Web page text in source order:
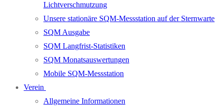
Lichtverschmutzung
Unsere stationäre SQM-Messstation auf der Sternwarte
SQM Ausgabe
SQM Langfrist-Statistiken
SQM Monatsauswertungen
Mobile SQM-Messstation
Verein
Allgemeine Informationen